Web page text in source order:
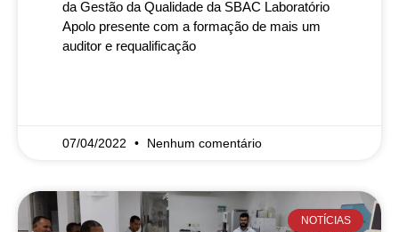
da Gestão da Qualidade da SBAC Laboratório
Apolo presente com a formação de mais um
auditor e requalificação
07/04/2022 Nenhum comentário
NOTÍCIAS